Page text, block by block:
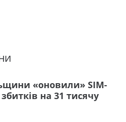
«оновили» SIM-
на 31 тисячу